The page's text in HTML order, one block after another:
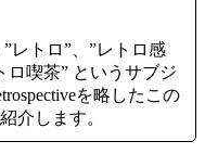
レトロ”、”レトロ感
ロ喫茶” というサブジ
を略したこの
介します。